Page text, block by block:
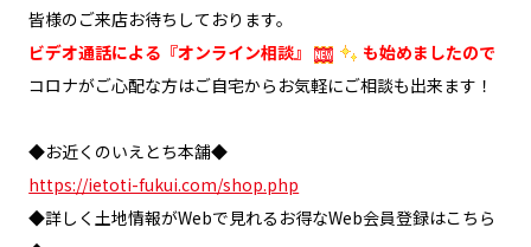
皆様のご来店お待ちしております。
ビデオ通話による『オンライン相談』
も始めましたので
コロナがご心配な方はご自宅からお気軽にご相談も出来ます！
◆お近くのいえとち本舗◆
https://ietoti-fukui.com/shop.php
◆詳しく土地情報がWebで見れるお得なWeb会員登録はこちら